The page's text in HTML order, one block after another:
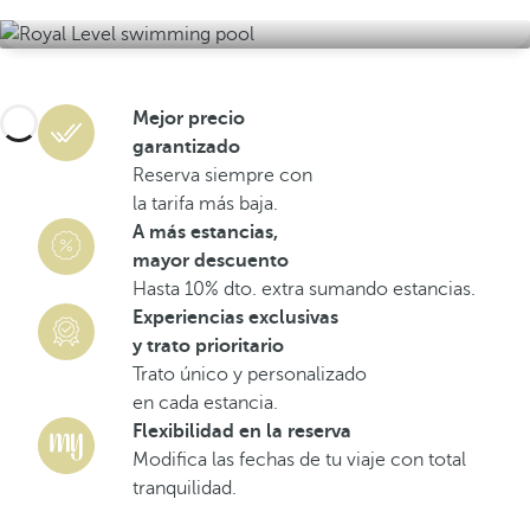
Mejor precio
garantizado
Reserva siempre con
la tarifa más baja.
A más estancias,
mayor descuento
Hasta 10% dto. extra sumando estancias.
Experiencias exclusivas
y trato prioritario
Trato único y personalizado
en cada estancia.
Flexibilidad en la reserva
Modifica las fechas de tu viaje con total
tranquilidad.